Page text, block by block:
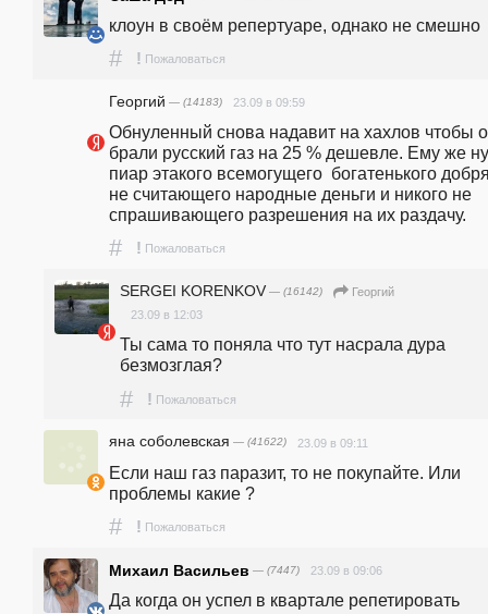
клоун в своём репертуаре, однако не смешно
# ! Пожаловаться
Георгий — (14183) 23.09 в 09:59
Обнуленный снова надавит на хахлов чтобы
брали русский газ на 25 % дешевле. Ему же
пиар этакого всемогущего  богатенького
не считающего народные деньги и никого не
спрашивающего разрешения на их раздачу.
# ! Пожаловаться
SERGEI KORENKOV — (16142)
Георгий
23.09 в 12:03
Ты сама то поняла что тут насрала дура
безмозглая?
# ! Пожаловаться
яна соболевская — (41622) 23.09 в 09:11
Если наш газ паразит, то не покупайте. Или
проблемы какие ?
# ! Пожаловаться
Михаил Васильев — (7447) 23.09 в 09:06
Да когда он успел в квартале репетировать